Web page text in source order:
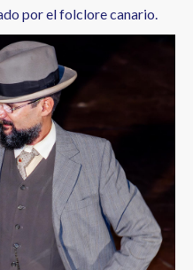
por el folclore canario.